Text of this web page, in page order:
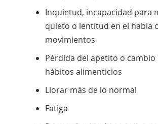
Inquietud, incapacidad para
quieto o lentitud en el habla
movimientos
Pérdida del apetito o cambio
hábitos alimenticios
Llorar más de lo normal
Fatiga